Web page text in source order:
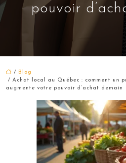
pouvoir
/
Blog
/ Achat local au Québec : comment un
augmente votre pouvoir d’achat demain